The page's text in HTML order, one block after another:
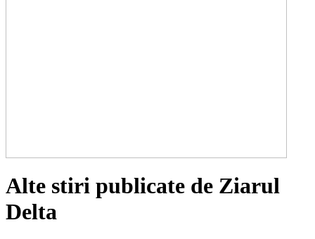
Alte stiri publicate de Ziarul
Delta